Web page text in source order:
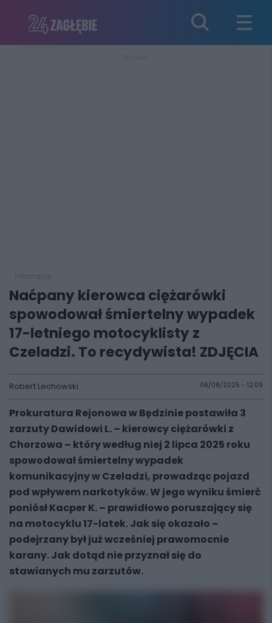
Naćpany kierowca ciężarówki
spowodował śmiertelny wypadek
17-letniego motocyklisty z
Czeladzi. To recydywista! ZDJĘCIA
Robert Lechowski 06/08/2025 - 12:09
Prokuratura Rejonowa w Będzinie postawiła 3
zarzuty Dawidowi L. – kierowcy ciężarówki z
Chorzowa – który według niej 2 lipca 2025 roku
spowodował śmiertelny wypadek
komunikacyjny w Czeladzi, prowadząc pojazd
pod wpływem narkotyków. W jego wyniku śmierć
poniósł Kacper K. – prawidłowo poruszający się
na motocyklu 17-latek. Jak się okazało –
podejrzany był już wcześniej prawomocnie
karany. Jak dotąd nie przyznał się do
stawianych mu zarzutów.